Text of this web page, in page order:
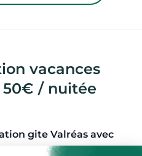
vacances
50€ / nuitée
gite Valréas avec